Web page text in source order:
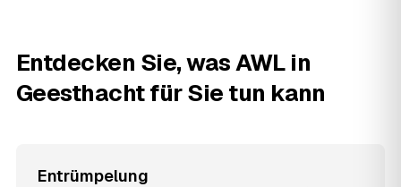
Entdecken Sie, was AWL in
Geesthacht für Sie tun kann
Entrümpelung